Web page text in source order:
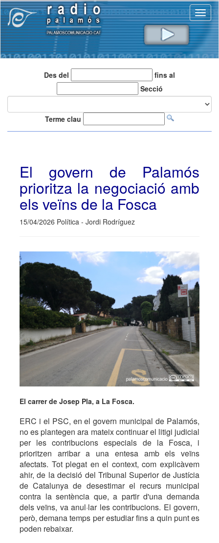
Des del
fins al
Secció
Terme clau
El govern de Palamós
prioritza la negociació amb
els veïns de la Fosca
15/04/2026 Política - Jordi Rodríguez
El carrer de Josep Pla, a La Fosca.
ERC i el PSC, en el govern municipal de Palamós,
no es plantegen ara mateix continuar el litigi judicial
per les contribucions especials de la Fosca, i
prioritzen arribar a una entesa amb els veïns
afectats. Tot plegat en el context, com explicàvem
ahir, de la decisió del Tribunal Superior de Justícia
de Catalunya de desestimar el recurs municipal
contra la sentència que, a partir d'una demanda
dels veïns, va anul·lar les contribucions. El govern,
però, demana temps per estudiar fins a quin punt es
poden rebaixar.